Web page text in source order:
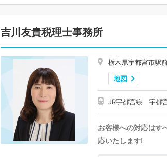
吉川友貴税理士事務所
栃木県宇都宮市駅
地図
JR宇都宮線 宇都
お客様への対応はす
応いたします!